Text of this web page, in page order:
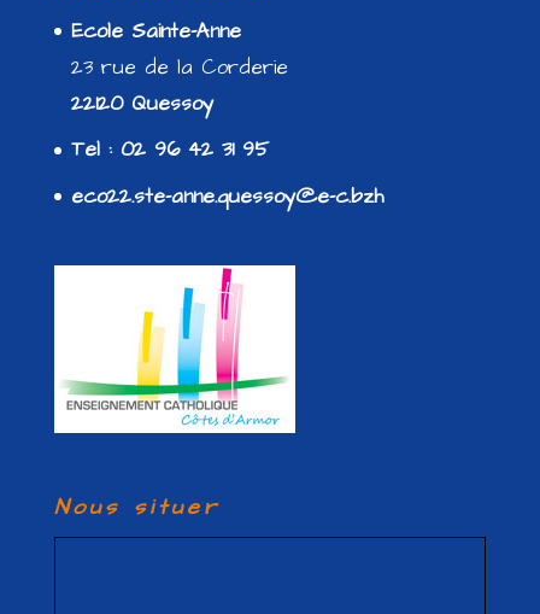
Ecole Sainte-Anne
23 rue de la Corderie
22120 Quessoy
Tel : 02 96 42 31 95
eco22.ste-anne.quessoy@e-c.bzh
Nous situer